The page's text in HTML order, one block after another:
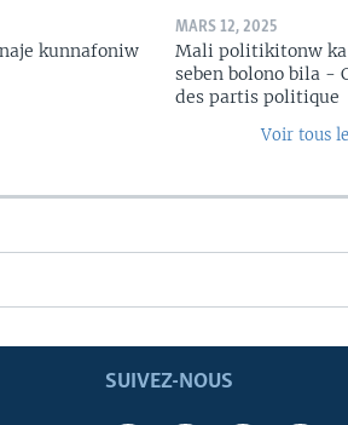
kunnafoniw
MARS 12, 2025
Mali politikitonw ka
seben bolono bila -
des partis politique
Voir tous
SUIVEZ-NOUS